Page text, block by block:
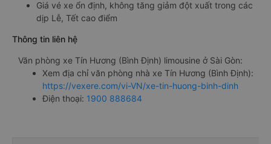
Giá vé xe ổn định, không tăng giảm đột xuất trong các
dịp Lễ, Tết cao điểm
Thông tin liên hệ
Văn phòng xe Tín Hương (Bình Định) limousine ở Sài Gòn:
Xem địa chỉ văn phòng nhà xe Tín Hương (Bình Định):
https://vexere.com/vi-VN/xe-tin-huong-binh-dinh
Điện thoại: 1900 888684